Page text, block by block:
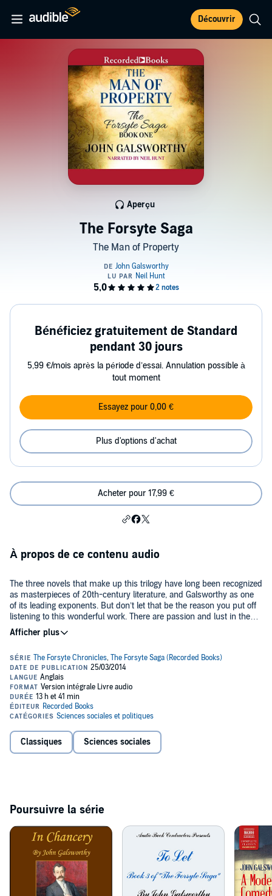
Découvrir
The Forsyte Saga
The Man of Property
Aperçu
Bénéficiez gratuitement de Standard
pendant 30 jours
5,99 €/mois après la période d’essai. Annulation possible à
tout moment
Essayez pour 0,00 €
Plus d'options d'achat
Acheter pour 17,99 €
À propos de ce contenu audio
The three novels that make up this trilogy have long been recognized
as masterpieces of 20th-century literature, and Galsworthy as one
of its leading exponents. But don’t let that be the reason you put off
listening to this wonderful work. There are passion and lust in these
pages, high art and low comedy, and unthinking violence that ride
alongside ever-correct manners. Scandal, tragedy, despair, rape,
births all unfold against a rolling backdrop of a world war.
Public Domain (P)1988 Recorded Books
Classiques Sciences sociales
Poursuivre la série